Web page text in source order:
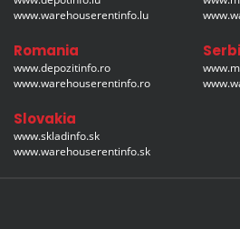
www.warehouserentinfo.lu
Romania
www.depozitinfo.ro
www.warehouserentinfo.ro
Slovakia
www.skladinfo.sk
www.warehouserentinfo.sk